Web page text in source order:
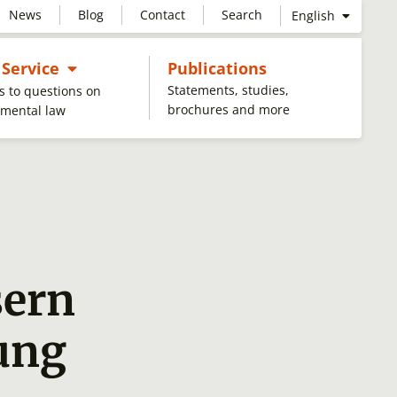
Untermenü öffnen
to questions on
law
Publications
Statements, studies,
brochures and more
News Blog Contact Search English